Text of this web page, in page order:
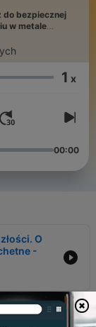
do bezpiecznej
w metale
1 x
00:00
O
-